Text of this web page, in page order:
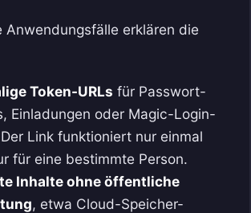
Anwendungsfälle erklären die
Token-URLs für Passwort-
Einladungen oder Magic-Login-
Link funktioniert nur einmal
für eine bestimmte Person.
Inhalte ohne öffentliche
, etwa Cloud-Speicher-